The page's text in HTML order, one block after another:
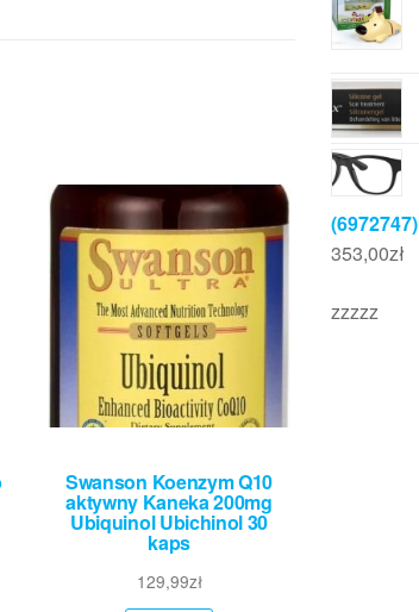
Swanson Koenzym Q10
aktywny Kaneka 200mg
Ubiquinol Ubichinol 30
kaps
129,99zł
(6972747)
353,00zł
zzzzz